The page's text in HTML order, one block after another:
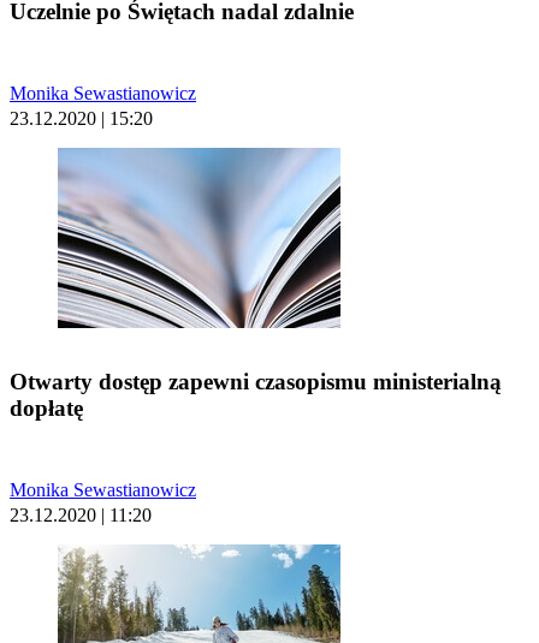
Uczelnie po Świętach nadal zdalnie
Monika Sewastianowicz
23.12.2020 | 15:20
Otwarty dostęp zapewni czasopismu ministerialną
dopłatę
Monika Sewastianowicz
23.12.2020 | 11:20